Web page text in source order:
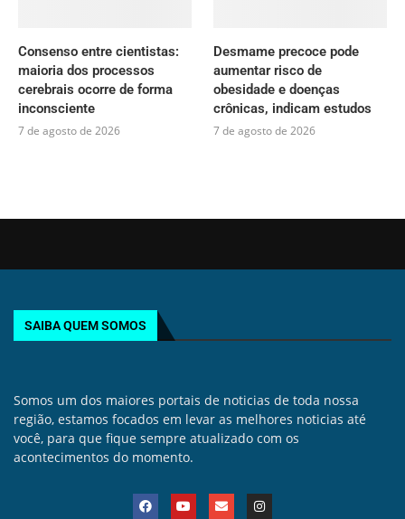
Consenso entre cientistas:
maioria dos processos
cerebrais ocorre de forma
inconsciente
7 de agosto de 2026
Desmame precoce pode
aumentar risco de
obesidade e doenças
crônicas, indicam estudos
7 de agosto de 2026
SAIBA QUEM SOMOS
Somos um dos maiores portais de noticias de toda nossa
região, estamos focados em levar as melhores noticias até
você, para que fique sempre atualizado com os
acontecimentos do momento.